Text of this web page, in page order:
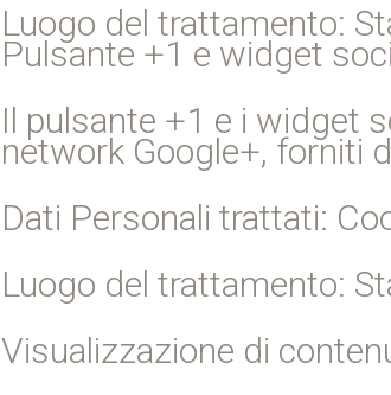
Luogo del trattamento:
Pulsante +1 e widget
Il pulsante +1 e i widget
network Google+, forniti
Dati Personali trattati:
Luogo del trattamento:
Visualizzazione di